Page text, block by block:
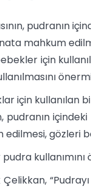
pudranın
mahkum
için
için kullanılan
pudranın
gözleri
kullanımını
Çelikkan,